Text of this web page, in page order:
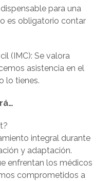
para una
es obligatorio contar
(IMC): Se valora
asistencia en el
lo tienes.
integral durante
y adaptación.
enfrentan los médicos
comprometidos a